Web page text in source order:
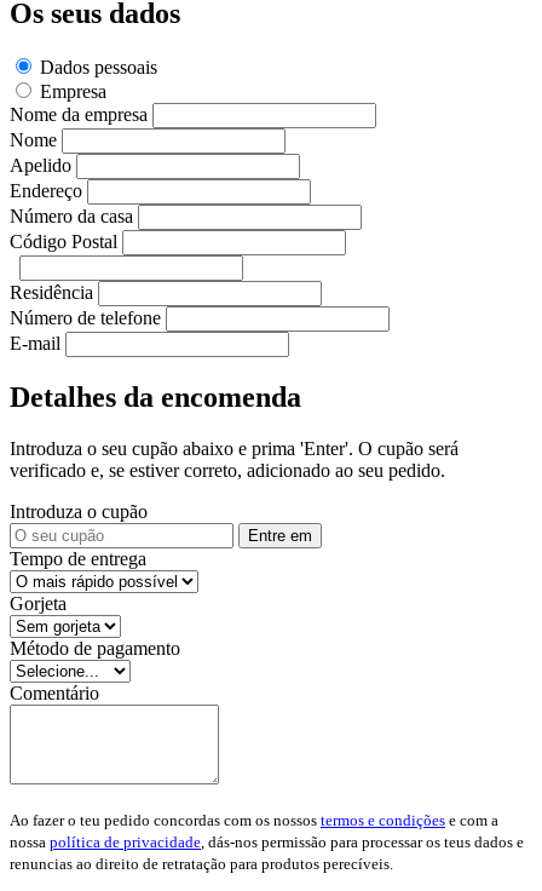
Os seus dados
Dados pessoais
Empresa
Nome da empresa
Nome
Apelido
Endereço
Número da casa
Código Postal
Residência
Número de telefone
E-mail
Detalhes da encomenda
Introduza o seu cupão abaixo e prima 'Enter'. O cupão será
verificado e, se estiver correto, adicionado ao seu pedido.
Introduza o cupão
Entre em
Tempo de entrega
Gorjeta
Método de pagamento
Comentário
Ao fazer o teu pedido concordas com os nossos termos e condições e com a
nossa política de privacidade , dás-nos permissão para processar os teus dados e
renuncias ao direito de retratação para produtos perecíveis.